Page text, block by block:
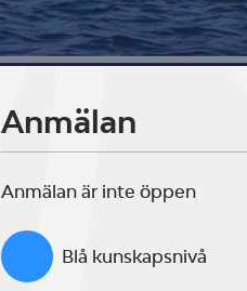
Anmälan
Anmälan är inte öppen
Blå kunskapsnivå